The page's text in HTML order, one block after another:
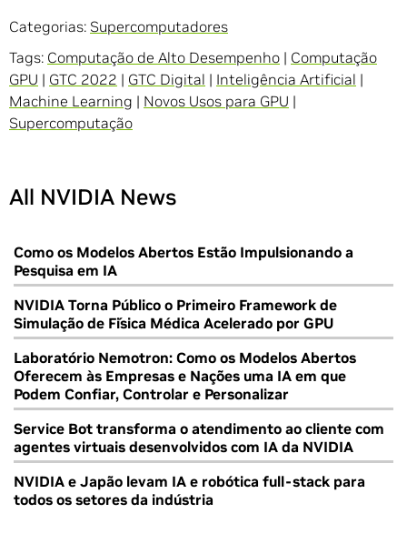
Categorias: Supercomputadores
Tags: Computação de Alto Desempenho | Computação
GPU | GTC 2022 | GTC Digital | Inteligência Artificial |
Machine Learning | Novos Usos para GPU |
Supercomputação
All NVIDIA News
Como os Modelos Abertos Estão Impulsionando a
Pesquisa em IA
NVIDIA Torna Público o Primeiro Framework de
Simulação de Física Médica Acelerado por GPU
Laboratório Nemotron: Como os Modelos Abertos
Oferecem às Empresas e Nações uma IA em que
Podem Confiar, Controlar e Personalizar
Service Bot transforma o atendimento ao cliente com
agentes virtuais desenvolvidos com IA da NVIDIA
NVIDIA e Japão levam IA e robótica full-stack para
todos os setores da indústria